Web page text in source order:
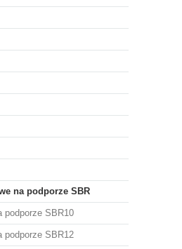
na podporze SBR
podporze SBR10
podporze SBR12